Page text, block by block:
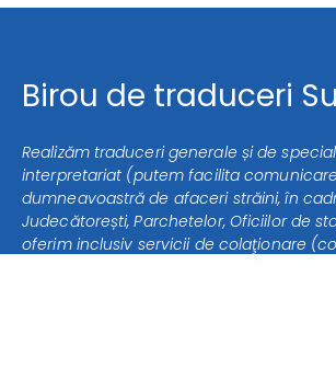
Birou de traduceri
Realizăm traduceri generale și de
interpretariat (putem facilita
dumneavoastră de afaceri străini, în
Judecătorești, Parchetelor, Oficiilor de
oferim inclusiv servicii de colaţionare